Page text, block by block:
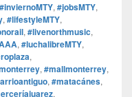
#inviernoMTY, #jobsMTY,
, #lifestyleMTY,
, #livenorthmusic,
, #luchalibreMTY,
,
, #mallmonterrey,
, #matacánes,
,